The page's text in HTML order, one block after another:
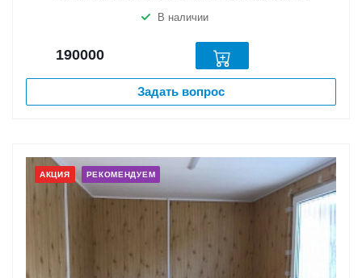
В наличии
190000
Задать вопрос
АКЦИЯ РЕКОМЕНДУЕМ